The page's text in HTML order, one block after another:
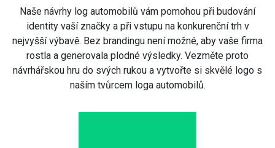
Naše návrhy log automobilů vám pomohou při budování
identity vaší značky a při vstupu na konkurenční trh v
nejvyšší výbavě. Bez brandingu není možné, aby vaše firma
rostla a generovala plodné výsledky. Vezměte proto
návrhářskou hru do svých rukou a vytvořte si skvělé logo s
naším tvůrcem loga automobilů.